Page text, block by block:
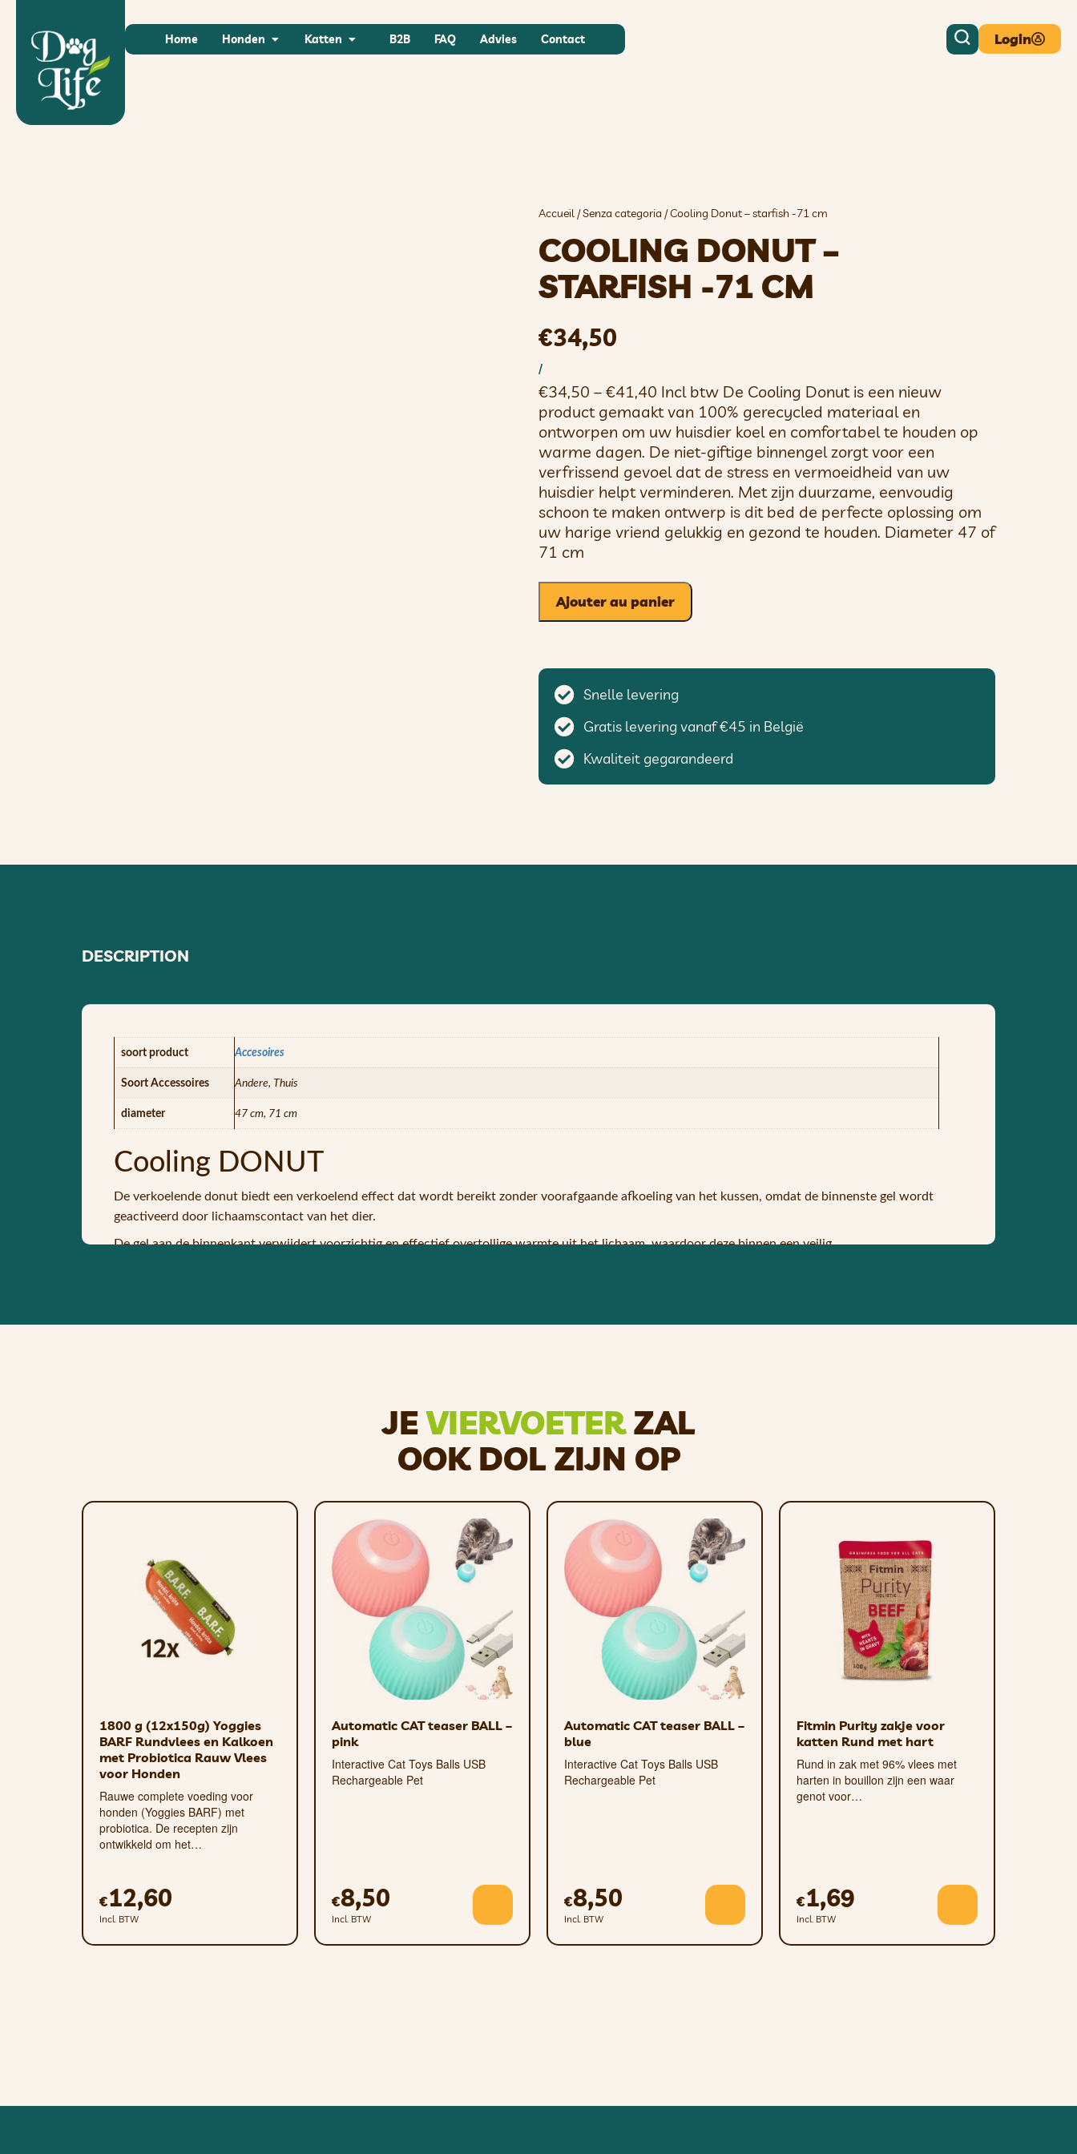
Home Honden Katten B2B FAQ Advies Contact Login
Accueil /Senza categoria / Cooling Donut – starfish -71 cm
COOLING DONUT –
STARFISH -71 CM
€34,50
/
€34,50 – €41,40 Incl btw De Cooling Donut is een nieuw
product gemaakt van 100% gerecycled materiaal en
ontworpen om uw huisdier koel en comfortabel te houden op
warme dagen. De niet-giftige binnengel zorgt voor een
verfrissend gevoel dat de stress en vermoeidheid van uw
huisdier helpt verminderen. Met zijn duurzame, eenvoudig
schoon te maken ontwerp is dit bed de perfecte oplossing om
uw harige vriend gelukkig en gezond te houden. Diameter 47 of
71 cm
Ajouter au panier
Snelle levering
Gratis levering vanaf €45 in België
Kwaliteit gegarandeerd
DESCRIPTION
soort product Accesoires
Soort Accessoires Andere, Thuis
diameter 47 cm, 71 cm
Cooling DONUT
De verkoelende donut biedt een verkoelend effect dat wordt bereikt zonder voorafgaande afkoeling van het kussen, omdat de binnenste gel wordt
geactiveerd door lichaamscontact van het dier.
De gel aan de binnenkant verwijdert voorzichtig en effectief overtollige warmte uit het lichaam, waardoor deze binnen een veilig
Indien nodig kan het kussen worden gereinigd met een vochtige doek. Verkrijgbaar in verschillende maten.
Gewatteerd
Waterbestendig
Eco
voor honden en katten
JEVIERVOETERZAL
OOK DOL ZIJN OP
1800 g (12x150g) Yoggies
BARF Rundvlees en Kalkoen
met Probiotica Rauw Vlees
voor Honden
Rauwe complete voeding voor
honden (Yoggies BARF) met
probiotica. De recepten zijn
ontwikkeld om het…
€12,60
Incl. BTW
Automatic CAT teaser BALL –
pink
Interactive Cat Toys Balls USB
Rechargeable Pet
€8,50
Incl. BTW
Automatic CAT teaser BALL –
blue
Interactive Cat Toys Balls USB
Rechargeable Pet
€8,50
Incl. BTW
Fitmin Purity zakje voor
katten Rund met hart
Rund in zak met 96% vlees met
harten in bouillon zijn een waar
genot voor…
€1,69
Incl. BTW